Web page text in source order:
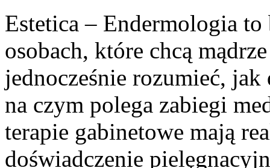
Estetica – Endermologia
osobach, które chcą
jednocześnie rozumieć, jak
na czym polega zabiegi
terapie gabinetowe mają
doświadczenie